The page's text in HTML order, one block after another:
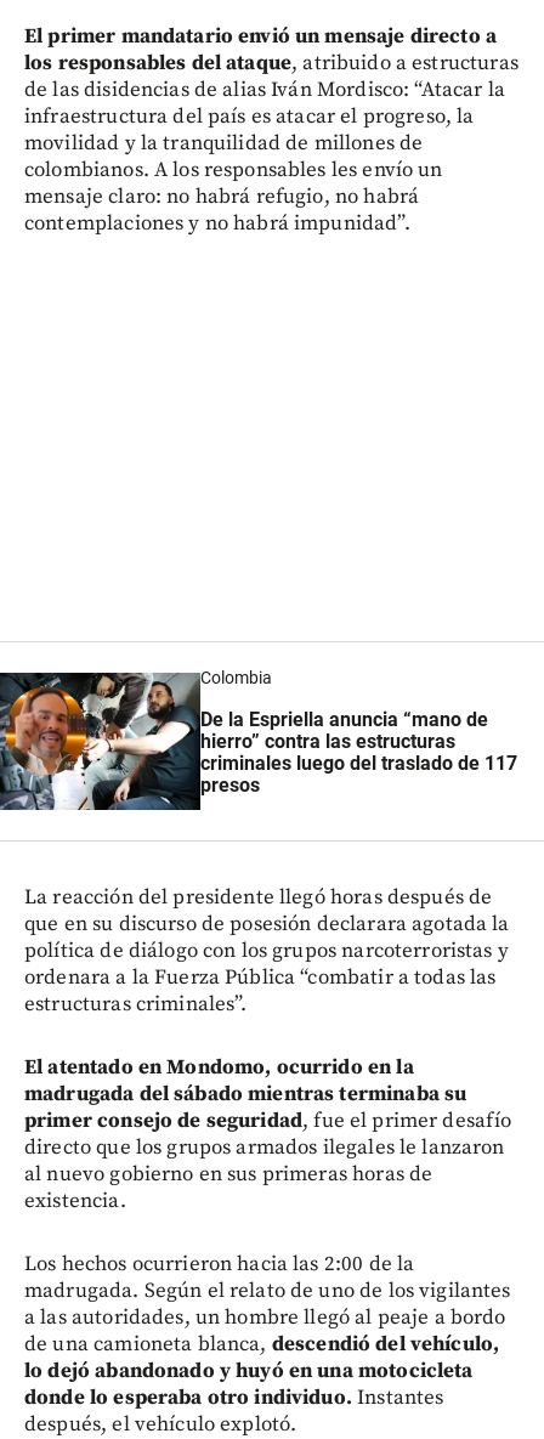
El primer mandatario envió un mensaje directo a
los responsables del ataque, atribuido a estructuras
de las disidencias de alias Iván Mordisco: “Atacar la
infraestructura del país es atacar el progreso, la
movilidad y la tranquilidad de millones de
colombianos. A los responsables les envío un
mensaje claro: no habrá refugio, no habrá
contemplaciones y no habrá impunidad”.
Colombia
De la Espriella anuncia “mano de
hierro” contra las estructuras
criminales luego del traslado de 117
presos
La reacción del presidente llegó horas después de
que en su discurso de posesión declarara agotada la
política de diálogo con los grupos narcoterroristas y
ordenara a la Fuerza Pública “combatir a todas las
estructuras criminales”.
El atentado en Mondomo, ocurrido en la
madrugada del sábado mientras terminaba su
primer consejo de seguridad, fue el primer desafío
directo que los grupos armados ilegales le lanzaron
al nuevo gobierno en sus primeras horas de
existencia.
Los hechos ocurrieron hacia las 2:00 de la
madrugada. Según el relato de uno de los vigilantes
a las autoridades, un hombre llegó al peaje a bordo
de una camioneta blanca, descendió del vehículo,
lo dejó abandonado y huyó en una motocicleta
donde lo esperaba otro individuo. Instantes
después, el vehículo explotó.